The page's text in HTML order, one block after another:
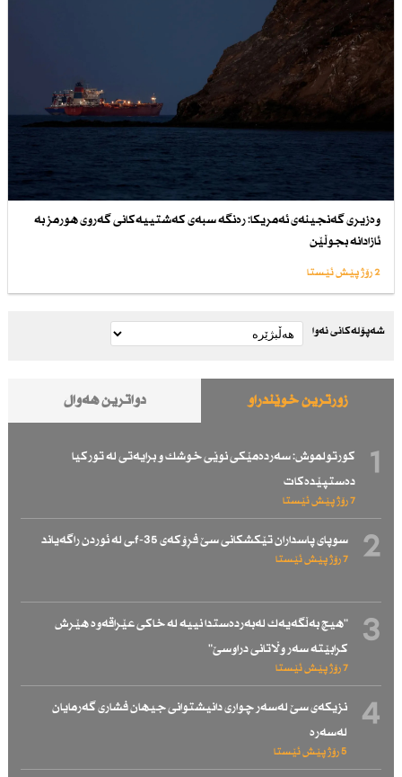
وەزیری گەنجینەی ئەمریكا: رەنگە سبەی كەشتییەكانی گەروی هورمز بە
ئازادانە بجوڵێن
2 رۆژ پێش ئێستا
شەپۆلەکانی نەوا
زۆرترین خوێندراو دواترین هەواڵ
1
كورتولموش: سەردەمێكی نوێی خوشك و برایەتی لە توركیا
دەستپێدەكات
7 رۆژ پێش ئێستا
2 سوپای پاسداران تێكشكانی سێ فڕۆكەی f-35ـی لە ئوردن راگەیاند
7 رۆژ پێش ئێستا
3
"هیچ بەڵگەیەك لەبەردەستدا نییە لە خاكی عێراقەوە هێرش
كرابێتە سەر وڵاتانی دراوسێ"
7 رۆژ پێش ئێستا
4
نزیكەی سێ لەسەر چواری دانیشتوانی جیهان فشاری گەرمایان
لەسەرە
5 رۆژ پێش ئێستا